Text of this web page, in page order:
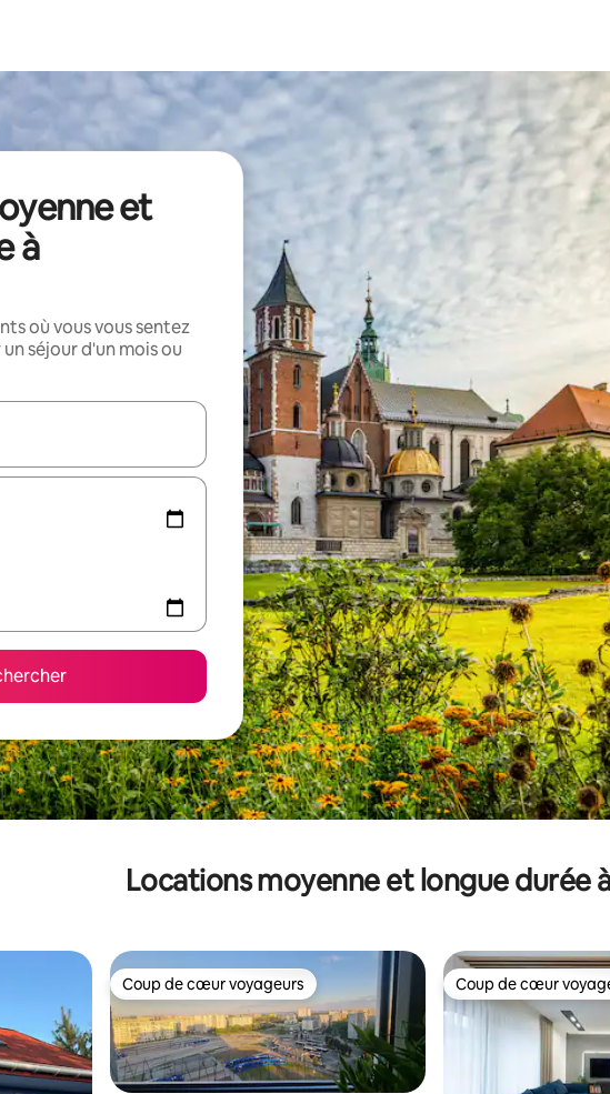
et
à
où vous vous sentez
séjour d'un mois ou
utilisez les flèches vers le haut et vers le bas pour les parcourir ou en
Locations moyenne et longue durée
Coup de cœur voyageurs
Coup de cœur voyageurs Coup de cœur
Coup de cœur